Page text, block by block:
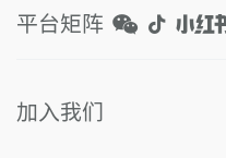
平台矩阵
加入我们